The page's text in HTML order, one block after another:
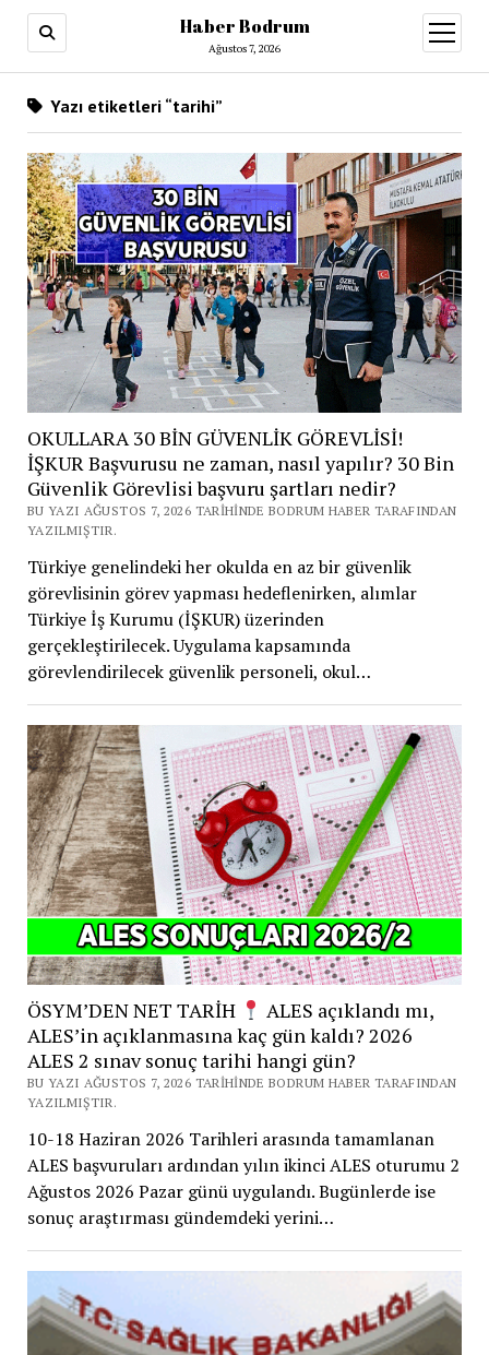
Haber Bodrum
Ağustos 7, 2026
aç
Yazı etiketleri “tarihi”
OKULLARA 30 BİN GÜVENLİK GÖREVLİSİ!
İŞKUR Başvurusu ne zaman, nasıl yapılır? 30 Bin
Güvenlik Görevlisi başvuru şartları nedir?
BU YAZI AĞUSTOS 7, 2026 TARIHINDE BODRUM HABER TARAFINDAN
YAZILMIŞTIR.
Türkiye genelindeki her okulda en az bir güvenlik
görevlisinin görev yapması hedeflenirken, alımlar
Türkiye İş Kurumu (İŞKUR) üzerinden
gerçekleştirilecek. Uygulama kapsamında
görevlendirilecek güvenlik personeli, okul…
ÖSYM’DEN NET TARİH
ALES açıklandı mı,
ALES’in açıklanmasına kaç gün kaldı? 2026
ALES 2 sınav sonuç tarihi hangi gün?
BU YAZI AĞUSTOS 7, 2026 TARIHINDE BODRUM HABER TARAFINDAN
YAZILMIŞTIR.
10-18 Haziran 2026 Tarihleri arasında tamamlanan
ALES başvuruları ardından yılın ikinci ALES oturumu 2
Ağustos 2026 Pazar günü uygulandı. Bugünlerde ise
sonuç araştırması gündemdeki yerini…